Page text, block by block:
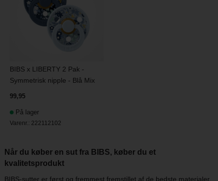
BIBS x LIBERTY 2 Pak -
Symmetrisk nipple - Blå Mix
99,95
På lager
Varenr.: 222112102
Når du køber en sut fra BIBS, køber du et
kvalitetsprodukt
BIBS-sutter er først og fremmest fremstillet af de bedste materialer.